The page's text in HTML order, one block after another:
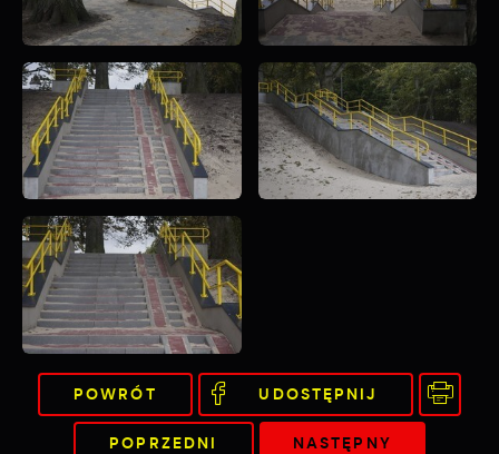
POWRÓT UDOSTĘPNIJ
POPRZEDNI NASTĘPNY